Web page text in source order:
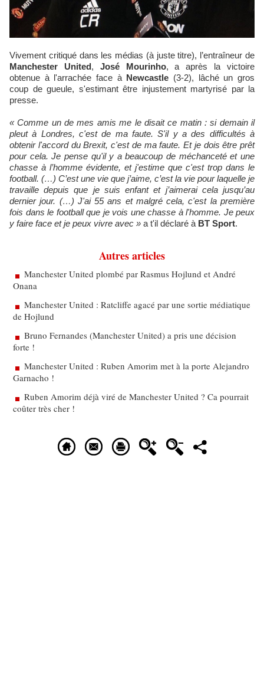
Vivement critiqué dans les médias (à juste titre), l’entraîneur de
Manchester United, José Mourinho, a après la victoire
obtenue à l'arrachée face à Newcastle (3-2), lâché un gros
coup de gueule, s'estimant être injustement martyrisé par la
presse.
« Comme un de mes amis me le disait ce matin : si demain il
pleut à Londres, c'est de ma faute. S'il y a des difficultés à
obtenir l'accord du Brexit, c'est de ma faute. Et je dois être prêt
pour cela. Je pense qu'il y a beaucoup de méchanceté et une
chasse à l’homme évidente, et j'estime que c'est trop dans le
football. (…) C’est une vie que j’aime, c’est la vie pour laquelle je
travaille depuis que je suis enfant et j’aimerai cela jusqu’au
dernier jour. (…) J'ai 55 ans et malgré cela, c'est la première
fois dans le football que je vois une chasse à l'homme. Je peux
y faire face et je peux vivre avec » a t'il déclaré à BT Sport.
Autres articles
Manchester United plombé par Rasmus Hojlund et André
Onana
Manchester United : Ratcliffe agacé par une sortie médiatique
de Hojlund
Bruno Fernandes (Manchester United) a pris une décision
forte !
Manchester United : Ruben Amorim met à la porte Alejandro
Garnacho !
Ruben Amorim déjà viré de Manchester United ? Ca pourrait
coûter très cher !